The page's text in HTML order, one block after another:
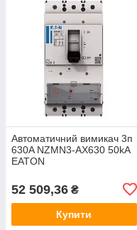
Автоматичний вимикач 3п
630A NZMN3-AX630 50kA
EATON
52 509,36 ₴
Купити